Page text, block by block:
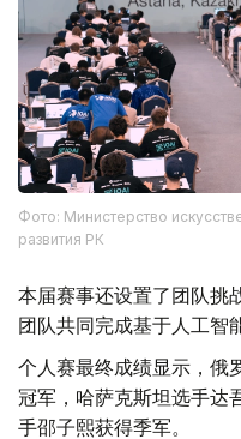
Фото: Министерство
развития РК
本届赛事还设置了团队挑
团队共同完成基于人工智
个人赛最终成绩显示，俄
冠军，哈萨克斯坦选手达
手邵子熙获得季军。